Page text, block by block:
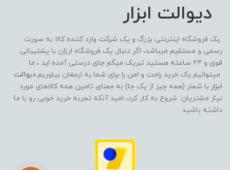
دیوالت ابزار
یک فروشگاه اینترنتی بزرگ و یک شرکت وارد کننده کالا به صورت
رسمی و مستقیم میباشد، اگر دنبال یک فروشگاه ارزان با پشتیبانی
قوی و ۲۴ ساعته هستید تبریک میگم جای درستی آمده اید ، ما
میتوانیم یک خرید راحت و امن را برای شما به ارمغان بیاوریم.دیوالت
ابزار با شعار (همه چیز از یک جا) به معنای تامین همه کالاهای مورد
نیاز مشتریان شروع به کار کرد، امید آنکه تجربه خرید خوبی رو با ما
داشته باشید